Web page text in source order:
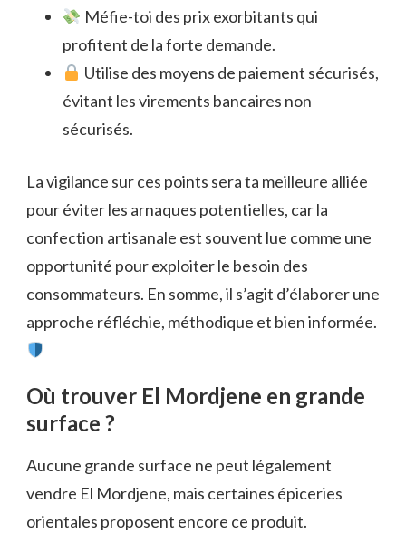
Méfie-toi des prix exorbitants qui
profitent de la forte demande.
Utilise des moyens de paiement sécurisés,
évitant les virements bancaires non
sécurisés.
La vigilance sur ces points sera ta meilleure alliée
pour éviter les arnaques potentielles, car la
confection artisanale est souvent lue comme une
opportunité pour exploiter le besoin des
consommateurs. En somme, il s’agit d’élaborer une
approche réfléchie, méthodique et bien informée.
Où trouver El Mordjene en grande
surface ?
Aucune grande surface ne peut légalement
vendre El Mordjene, mais certaines épiceries
orientales proposent encore ce produit.